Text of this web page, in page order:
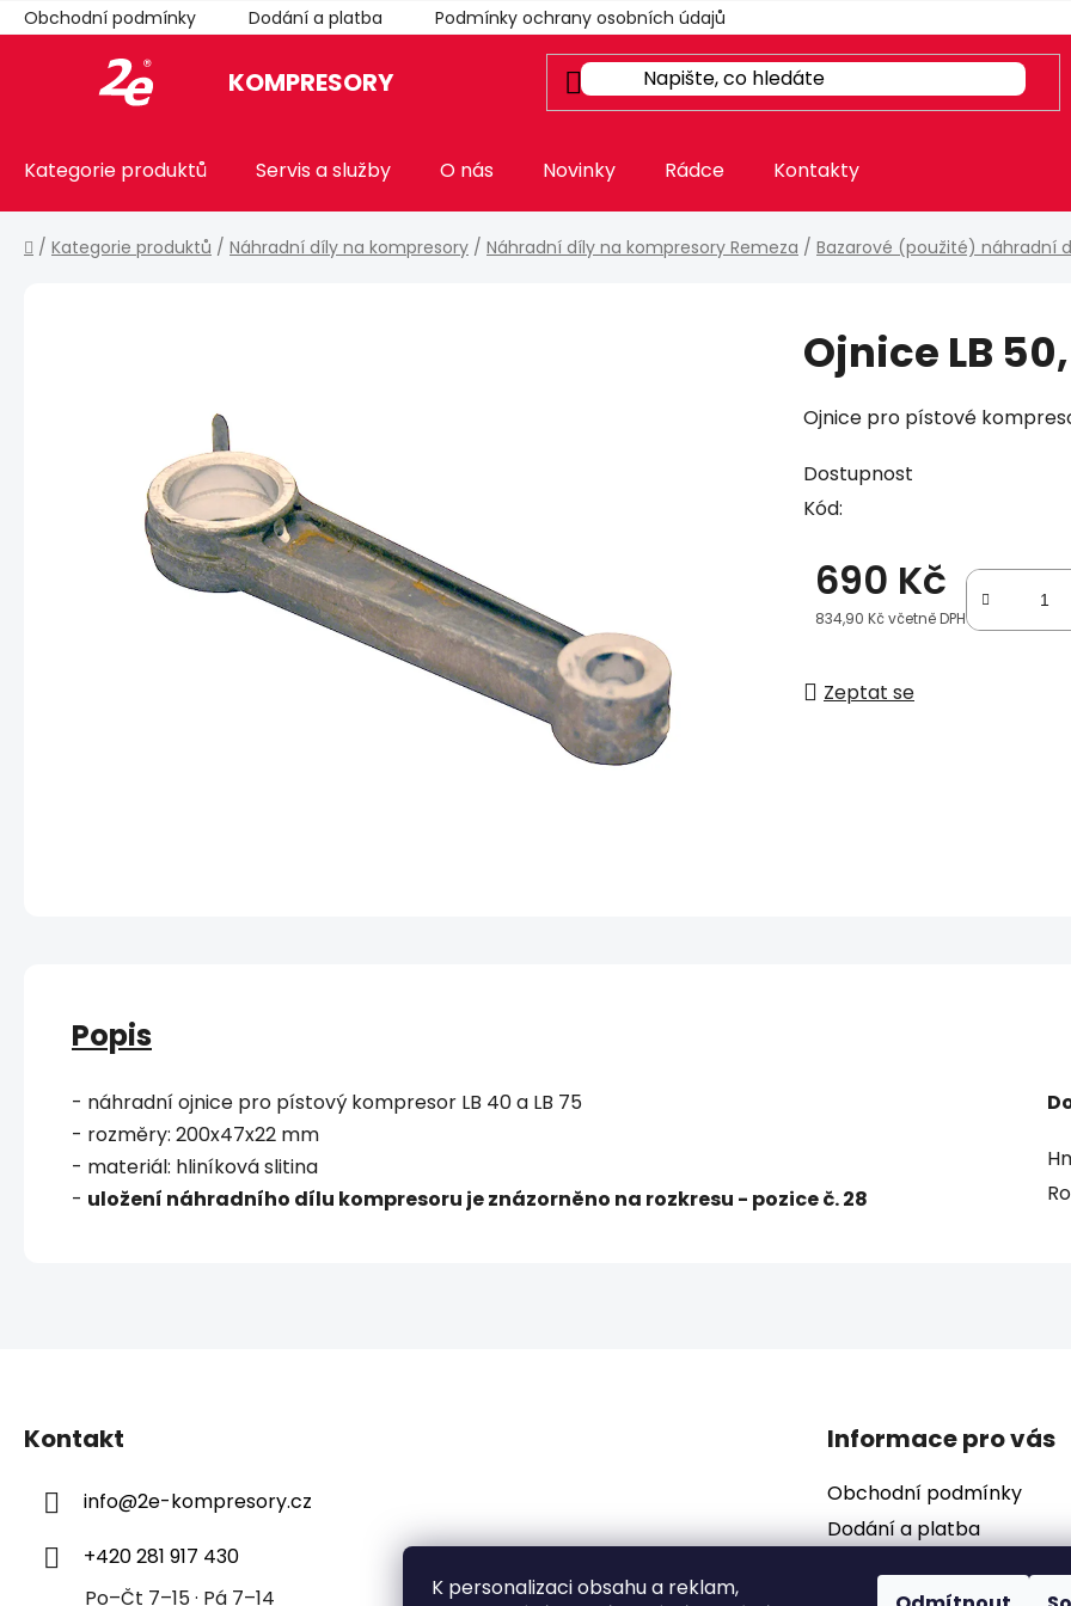
K personalizaci obsahu a reklam,
Přejít
na
Obchodní podmínky Dodání a platba Podmínky ochrany osobních údajů
KOMPRESORY
Kategorie produktů Servis a služby O nás Novinky Rádce Kontakty
Domů
/ Kategorie produktů / Náhradní díly na kompresory / Náhradní díly na kompresory Remeza / Bazarové (použité) náhradní
Ojnice LB
Ojnice pro pístové
Dostupnost
Kód:
690 Kč
834,90 Kč včetně DPH
Zeptat se
Popis
- náhradní ojnice pro pístový kompresor LB 40 a LB 75
- rozměry: 200x47x22 mm
- materiál: hliníková slitina
- uložení náhradního dílu kompresoru je znázorněno na rozkresu - pozice č. 28
Kontakt
info@2e-kompresory.cz
+420 281 917 430
Po–Čt 7–15 · Pá 7–14
Informace pro vás
Obchodní podmínky
Dodání a platba